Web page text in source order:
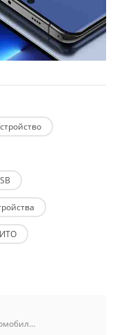
LITO IN-C04 Прозрачное Металлическое Автомобильное Зарядное Устройство